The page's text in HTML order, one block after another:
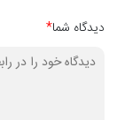
دکوری را دارد و
دیدگاه شما*